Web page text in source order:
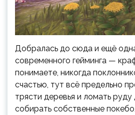
Добралась до сюда и ещё
современного гейминга —
понимаете, никогда
счастью, тут всё предельно
трясти деревья и ломать руду
собирать собственные